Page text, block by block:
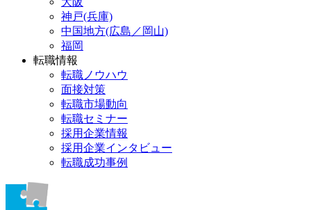
神戸(兵庫)
中国地方(広島／岡山)
福岡
転職情報
転職ノウハウ
面接対策
転職市場動向
転職セミナー
採用企業情報
採用企業インタビュー
転職成功事例